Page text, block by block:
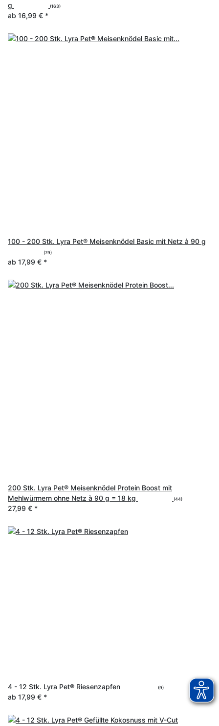
g (163)
ab 16,99 € *
100 - 200 Stk. Lyra Pet® Meisenknödel Basic mit Netz à 90 g
(79)
ab 17,99 € *
200 Stk. Lyra Pet® Meisenknödel Protein Boost mit
Mehlwürmern ohne Netz à 90 g = 18 kg
(44)
27,99 € *
4 - 12 Stk. Lyra Pet® Riesenzapfen (9)
ab 17,99 € *